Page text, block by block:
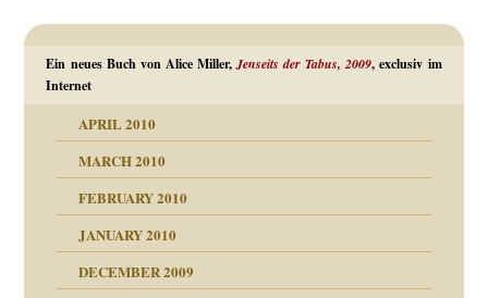
Ein neues Buch von Alice Miller,Jenseits der Tabus, 2009, exclusiv im
Internet
APRIL 2010
MARCH 2010
FEBRUARY 2010
JANUARY 2010
DECEMBER 2009